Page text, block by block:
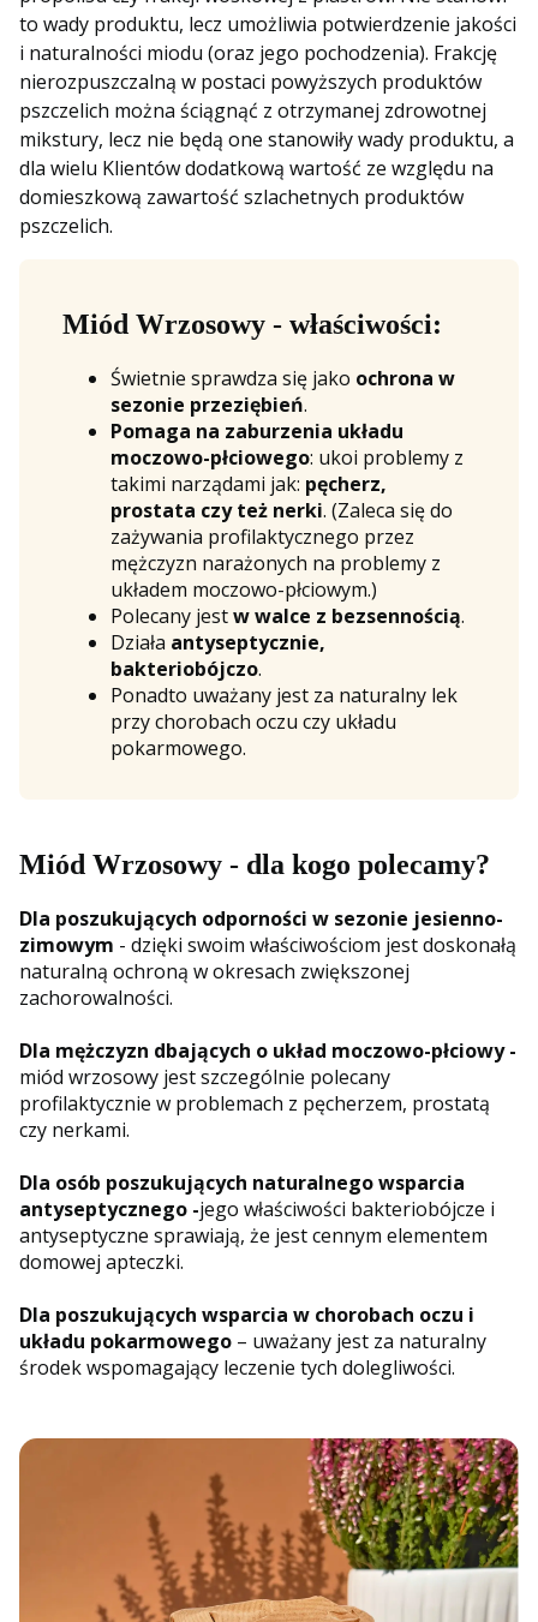
to wady produktu, lecz umożliwia potwierdzenie jakości
i naturalności miodu (oraz jego pochodzenia). Frakcję
nierozpuszczalną w postaci powyższych produktów
pszczelich można ściągnąć z otrzymanej zdrowotnej
mikstury, lecz nie będą one stanowiły wady produktu, a
dla wielu Klientów dodatkową wartość ze względu na
domieszkową zawartość szlachetnych produktów
pszczelich.
Miód Wrzosowy - właściwości:
Świetnie sprawdza się jako ochrona w
sezonie przeziębień.
Pomaga na zaburzenia układu
moczowo-płciowego: ukoi problemy z
takimi narządami jak: pęcherz,
prostata czy też nerki. (Zaleca się do
zażywania profilaktycznego przez
mężczyzn narażonych na problemy z
układem moczowo-płciowym.)
Polecany jestw walce z bezsennością.
Działa antyseptycznie,
bakteriobójczo.
Ponadto uważany jest za naturalny lek
przy chorobach oczu czy układu
pokarmowego.
Miód Wrzosowy - dla kogo polecamy?
Dla poszukujących odporności w sezonie jesienno-
zimowym - dzięki swoim właściwościom jest doskonałą
naturalną ochroną w okresach zwiększonej
zachorowalności.
Dla mężczyzn dbających o układ moczowo-płciowy -
miód wrzosowy jest szczególnie polecany
profilaktycznie w problemach z pęcherzem, prostatą
czy nerkami.
Dla osób poszukujących naturalnego wsparcia
antyseptycznego -jego właściwości bakteriobójcze i
antyseptyczne sprawiają, że jest cennym elementem
domowej apteczki.
Dla poszukujących wsparcia w chorobach oczu i
układu pokarmowego – uważany jest za naturalny
środek wspomagający leczenie tych dolegliwości.